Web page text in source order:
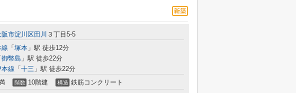
阪市淀川区田川 ３丁目5-5
「 塚本 」駅 徒歩12分
御幣島 」駅 徒歩22分
本線 「 十三 」駅 徒歩22分
階数 10階建 構造 鉄筋コンクリート